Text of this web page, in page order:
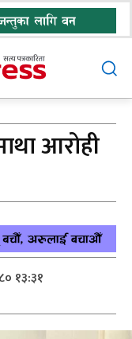
आरोही
१३:३१